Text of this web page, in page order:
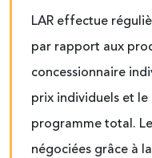
LAR effectue
par rapport aux
concessionnaire
prix individuels et
programme total.
négociées grâce à